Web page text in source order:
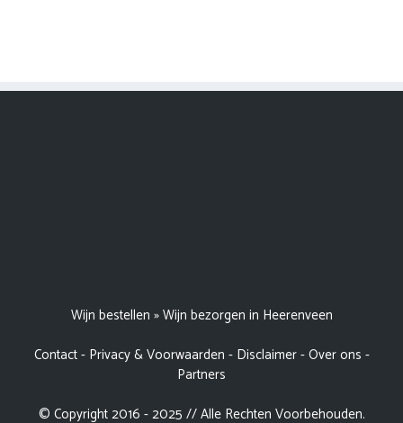
Wijn bestellen »Wijn bezorgen in Heerenveen
Contact- Privacy & Voorwaarden - Disclaimer-Over ons -
Partners
© Copyright 2016 - 2025 // Alle Rechten Voorbehouden.